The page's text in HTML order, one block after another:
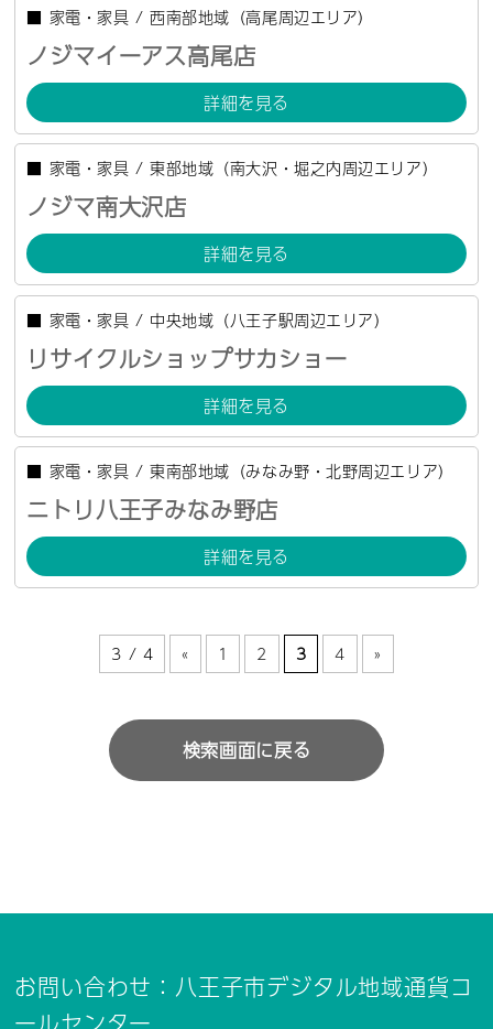
■ 家電・家具 /西南部地域（高尾周辺エリア）
ノジマイーアス高尾店
詳細を見る
■ 家電・家具 /東部地域（南大沢・堀之内周辺エリア）
ノジマ南大沢店
詳細を見る
■ 家電・家具 / 中央地域（八王子駅周辺エリア）
リサイクルショップサカショー
詳細を見る
■ 家電・家具 /東南部地域（みなみ野・北野周辺エリア）
ニトリ八王子みなみ野店
詳細を見る
3 / 4 « 1 2 3 4 »
検索画面に戻る
お問い合わせ：八王子市デジタル地域通貨コ